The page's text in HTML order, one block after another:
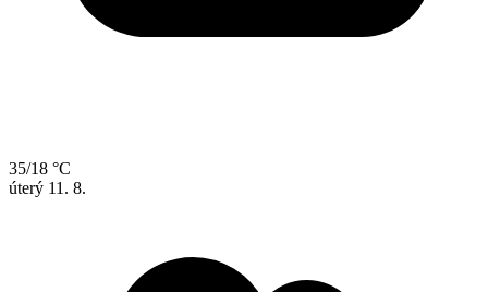
35/18 °C
úterý 11. 8.